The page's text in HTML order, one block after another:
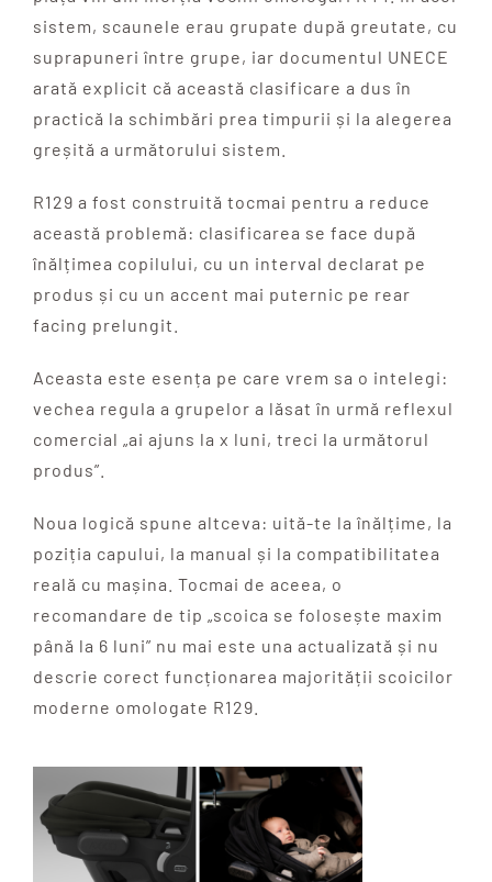
sistem, scaunele erau grupate după greutate, cu
suprapuneri între grupe, iar documentul UNECE
arată explicit că această clasificare a dus în
practică la schimbări prea timpurii și la alegerea
greșită a următorului sistem.
R129 a fost construită tocmai pentru a reduce
această problemă: clasificarea se face după
înălțimea copilului, cu un interval declarat pe
produs și cu un accent mai puternic pe rear
facing prelungit.
Aceasta este esența pe care vrem sa o intelegi:
vechea regula a grupelor a lăsat în urmă reflexul
comercial „ai ajuns la x luni, treci la următorul
produs”.
Noua logică spune altceva: uită-te la înălțime, la
poziția capului, la manual și la compatibilitatea
reală cu mașina. Tocmai de aceea, o
recomandare de tip „scoica se folosește maxim
până la 6 luni” nu mai este una actualizată și nu
descrie corect funcționarea majorității scoicilor
moderne omologate R129.